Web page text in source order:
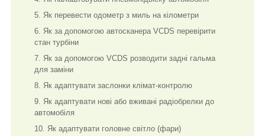
Як перевести одометр з миль на кілометри
Як за допомогою автосканера VCDS перевірити
стан турбіни
Як за допомогою VCDS розводити задні гальма
для заміни
Як адаптувати заслонки клімат-контролю
Як адаптувати нові або вживані радіобрелки до
автомобіля
Як адаптувати головне світло (фари)